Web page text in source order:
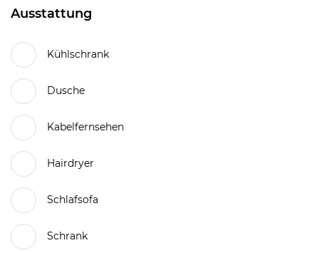
Ausstattung
Kühlschrank
Dusche
Kabelfernsehen
Hairdryer
Schlafsofa
Schrank